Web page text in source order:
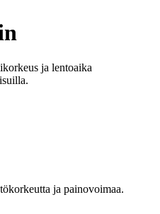
ja lentoaika
ja painovoimaa.